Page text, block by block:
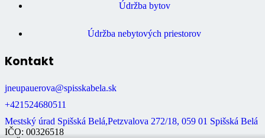
Údržba bytov
Údržba nebytových priestorov
Kontakt
jneupauerova@spisskabela.sk
+421524680511
Mestský úrad Spišská Belá,Petzvalova 272/18, 059 01 Spišská Belá
IČO: 00326518